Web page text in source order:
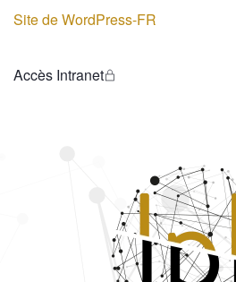
Site de WordPress-FR
Accès Intranet